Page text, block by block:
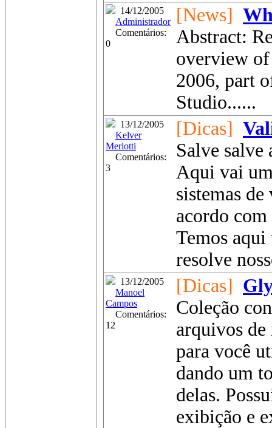
14/12/2005
Administrador
Comentários:
0
[News]
Abstract:
overview
2006, part
Studio......
13/12/2005
Kelver
Merlotti
Comentários:
3
[Dicas]
Salve salve
Aqui vai
sistemas
acordo com
Temos aqui
resolve
13/12/2005
Manoel
Campos
Comentários:
12
[Dicas]
Coleção
arquivos de
para você
dando um
delas.
exibição e